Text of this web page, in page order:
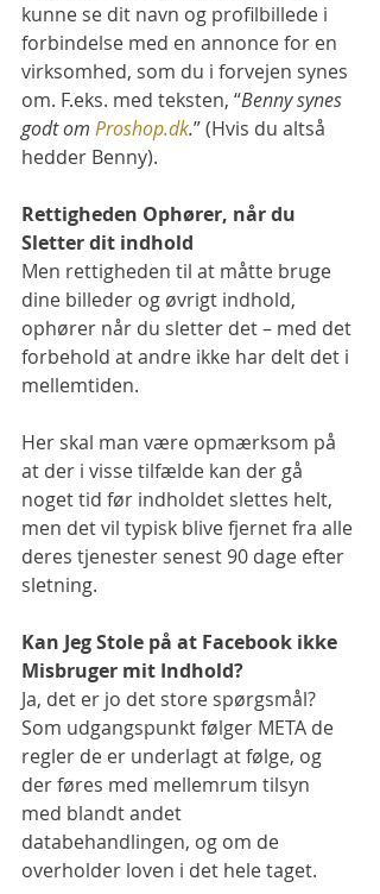
kunne se dit navn og profilbillede i
forbindelse med en annonce for en
virksomhed, som du i forvejen synes
om. F.eks. med teksten, “Benny synes
godt om Proshop.dk.” (Hvis du altså
hedder Benny).
Rettigheden Ophører, når du
Sletter dit indhold
Men rettigheden til at måtte bruge
dine billeder og øvrigt indhold,
ophører når du sletter det – med det
forbehold at andre ikke har delt det i
mellemtiden.
Her skal man være opmærksom på
at der i visse tilfælde kan der gå
noget tid før indholdet slettes helt,
men det vil typisk blive fjernet fra alle
deres tjenester senest 90 dage efter
sletning.
Kan Jeg Stole på at Facebook ikke
Misbruger mit Indhold?
Ja, det er jo det store spørgsmål?
Som udgangspunkt følger META de
regler de er underlagt at følge, og
der føres med mellemrum tilsyn
med blandt andet
databehandlingen, og om de
overholder loven i det hele taget.